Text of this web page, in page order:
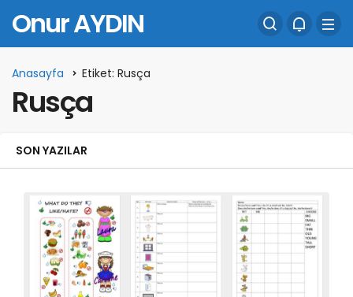
Onur AYDIN
Anasayfa Etiket: Rusça
Rusça
SON YAZILAR